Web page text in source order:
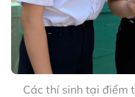
Các thí sinh tại điểm